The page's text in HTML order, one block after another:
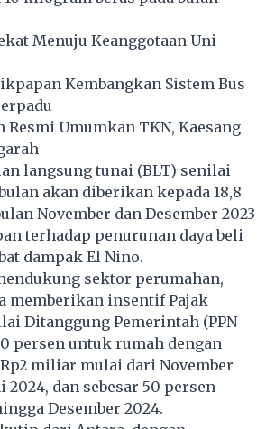
Menuju Keanggotaan Uni
Kembangkan Sistem Bus
Resmi Umumkan TKN, Kaesang
langsung tunai (BLT) senilai
akan diberikan kepada 18,8
November dan Desember 2023
terhadap penurunan daya beli
dampak El Nino.
sektor perumahan,
memberikan insentif Pajak
Ditanggung Pemerintah (PPN
persen untuk rumah dengan
miliar mulai dari November
2024, dan sebesar 50 persen
Desember 2024.